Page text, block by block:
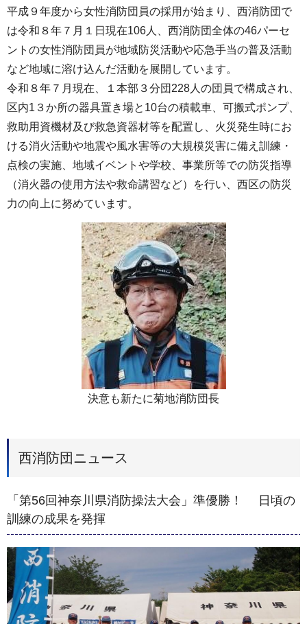
平成９年度から女性消防団員の採用が始まり、西消防団で
は令和８年７月１日現在106人、西消防団全体の46パーセ
ントの女性消防団員が地域防災活動や応急手当の普及活動
など地域に溶け込んだ活動を展開しています。
令和８年７月現在、１本部３分団228人の団員で構成され、
区内1３か所の器具置き場と10台の積載車、可搬式ポンプ、
救助用資機材及び救急資器材等を配置し、火災発生時にお
ける消火活動や地震や風水害等の大規模災害に備え訓練・
点検の実施、地域イベントや学校、事業所等での防災指導
（消火器の使用方法や救命講習など）を行い、西区の防災
力の向上に努めています。
決意も新たに菊地消防団長
西消防団ニュース
「第56回神奈川県消防操法大会」準優勝！ 日頃の
訓練の成果を発揮